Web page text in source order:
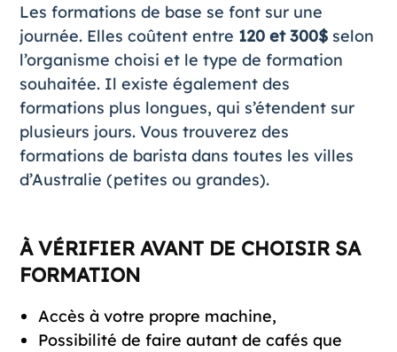
Les formations de base se font sur une
journée. Elles coûtent entre 120 et 300$selon
l’organisme choisi et le type de formation
souhaitée. Il existe également des
formations plus longues, qui s’étendent sur
plusieurs jours. Vous trouverez des
formations de barista dans toutes les villes
d’Australie (petites ou grandes).
À VÉRIFIER AVANT DE CHOISIR SA
FORMATION
Accès à votre propre machine,
Possibilité de faire autant de cafés que